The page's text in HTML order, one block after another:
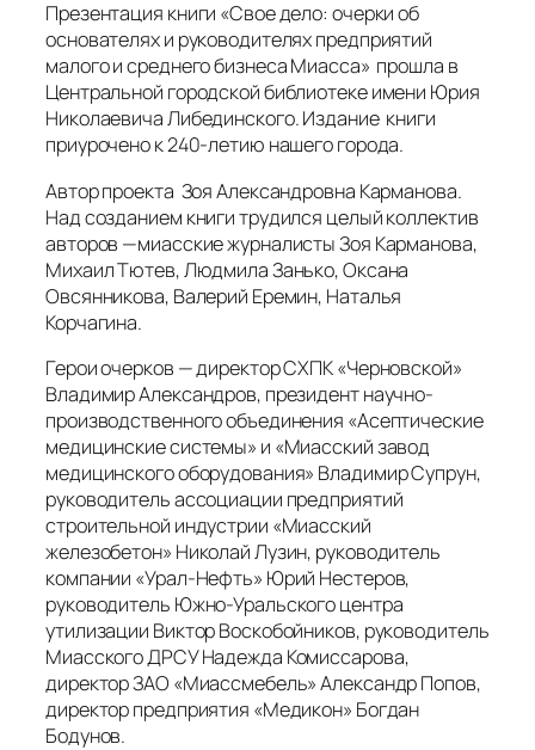
Презентация книги «Свое дело: очерки об
основателях и руководителях предприятий
малого и среднего бизнеса Миасса» прошла в
Центральной городской библиотеке имени Юрия
Николаевича Либединского. Издание книги
приурочено к 240-летию нашего города.
Автор проекта Зоя Александровна Карманова.
Над созданием книги трудился целый коллектив
авторов —миасские журналисты Зоя Карманова,
Михаил Тютев, Людмила Занько, Оксана
Овсянникова, Валерий Еремин, Наталья
Корчагина.
Герои очерков — директор СХПК «Черновской»
Владимир Александров, президент научно-
производственного объединения «Асептические
медицинские системы» и «Миасский завод
медицинского оборудования» Владимир Супрун,
руководитель ассоциации предприятий
строительной индустрии «Миасский
железобетон» Николай Лузин, руководитель
компании «Урал-Нефть» Юрий Нестеров,
руководитель Южно-Уральского центра
утилизации Виктор Воскобойников, руководитель
Миасского ДРСУ Надежда Комиссарова,
директор ЗАО «Миассмебель» Александр Попов,
директор предприятия «Медикон» Богдан
Бодунов.